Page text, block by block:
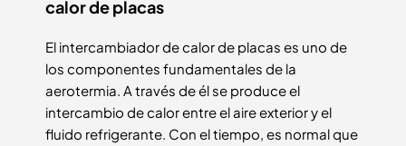
calor de placas
El intercambiador de calor de placas es uno de
los componentes fundamentales de la
aerotermia. A través de él se produce el
intercambio de calor entre el aire exterior y el
fluido refrigerante. Con el tiempo, es normal que